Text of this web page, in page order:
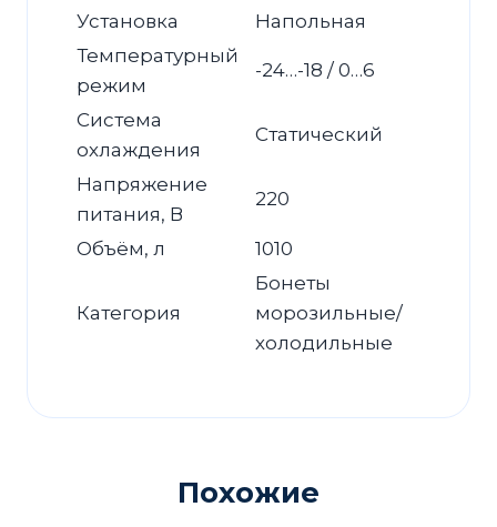
Установка
Напольная
Температурный
режим
-24…-18 / 0…6
Система
охлаждения
Статический
Напряжение
питания, В
220
Объём, л 1010
Категория
Бонеты
морозильные/
холодильные
Похожие